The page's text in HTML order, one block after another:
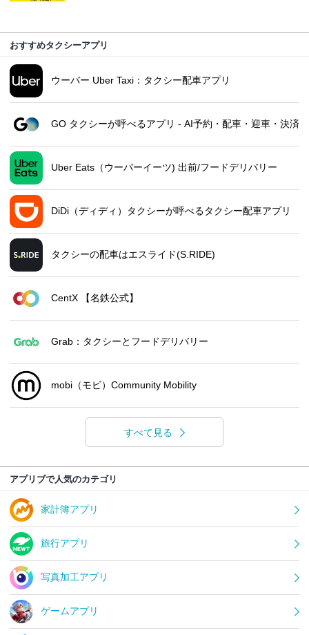
おすすめタクシーアプリ
ウーバー Uber Taxi：タクシー配車アプリ
GO タクシーが呼べるアプリ - AI予約・配車・迎車・決済
Uber Eats（ウーバーイーツ) 出前/フードデリバリー
DiDi（ディディ）タクシーが呼べるタクシー配車アプリ
タクシーの配車はエスライド(S.RIDE)
CentX 【名鉄公式】
Grab：タクシーとフードデリバリー
mobi（モビ）Community Mobility
すべて見る
アプリブで人気のカテゴリ
家計簿アプリ
旅行アプリ
写真加工アプリ
ゲームアプリ